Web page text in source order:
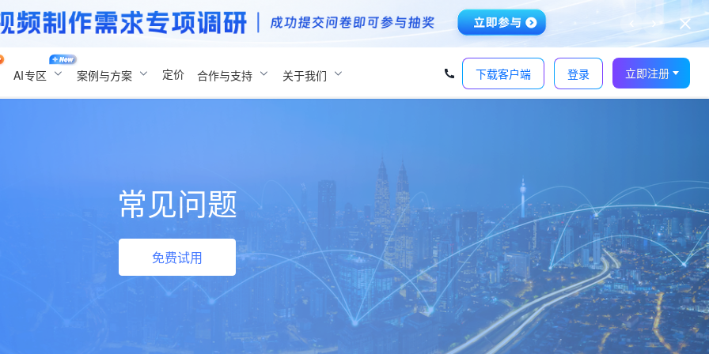
‹ ›
AI专区 案例与方案 定价 合作与支持 关于我们 下载客户端 登录 立即注册
常见问题
免费试用